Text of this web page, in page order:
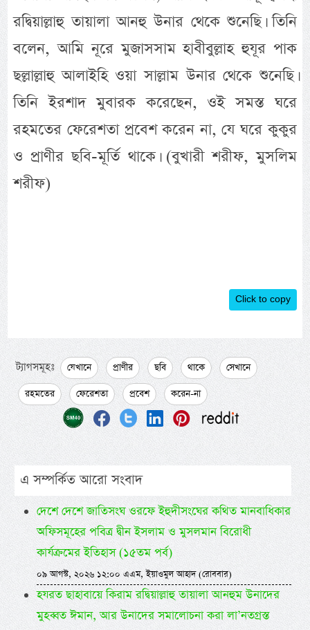
রদ্বিয়াল্লাহু তায়ালা আনহু উনার থেকে শুনেছি। তিনি
বলেন, আমি নূরে মুজাসসাম হাবীবুল্লাহ হুযূর পাক
ছল্লাল্লাহু আলাইহি ওয়া সাল্লাম উনার থেকে শুনেছি।
তিনি ইরশাদ মুবারক করেছেন, ওই সমস্ত ঘরে
রহমতের ফেরেশতা প্রবেশ করেন না, যে ঘরে কুকুর
ও প্রাণীর ছবি-মূর্তি থাকে। (বুখারী শরীফ, মুসলিম
শরীফ)
Click to copy
ট্যাগসমূহঃ যেখানে প্রাণীর ছবি থাকে
সেখানে
রহমতের
ফেরেশতা প্রবেশ করেন-না
এ সম্পর্কিত আরো সংবাদ
দেশে দেশে জাতিসংঘ ওরফে ইহুদীসংঘের কথিত মানবাধিকার
অফিসমূহের পবিত্র দ্বীন ইসলাম ও মুসলমান বিরোধী
কার্যক্রমের ইতিহাস (১৫তম পর্ব)
০৯ আগস্ট, ২০২৬ ১২:০০ এএম, ইয়াওমুল আহাদ (রোববার)
হযরত ছাহাবায়ে কিরাম রদ্বিয়াল্লাহু তায়ালা আনহুম উনাদের
মুহব্বত ঈমান, আর উনাদের সমালোচনা করা লা’নতগ্রস্ত